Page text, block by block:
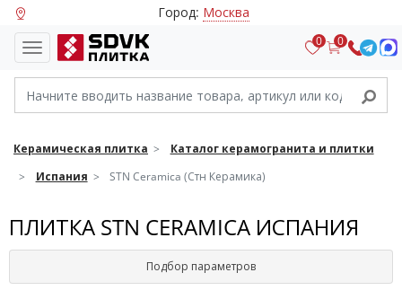
Город: Москва
0 0
Керамическая плитка
Каталог керамогранита и плитки
Испания
STN Ceramica (Стн Керамика)
ПЛИТКА STN CERAMICA ИСПАНИЯ
Подбор параметров